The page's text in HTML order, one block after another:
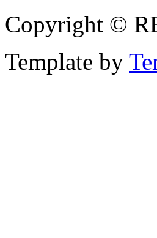
Copyright ©
Template by